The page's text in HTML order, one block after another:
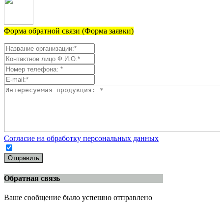
Форма обратной связи (Форма заявки)
Согласие на обработку персональных данных
Отправить
Обратная связь
Ваше сообщение было успешно отправлено